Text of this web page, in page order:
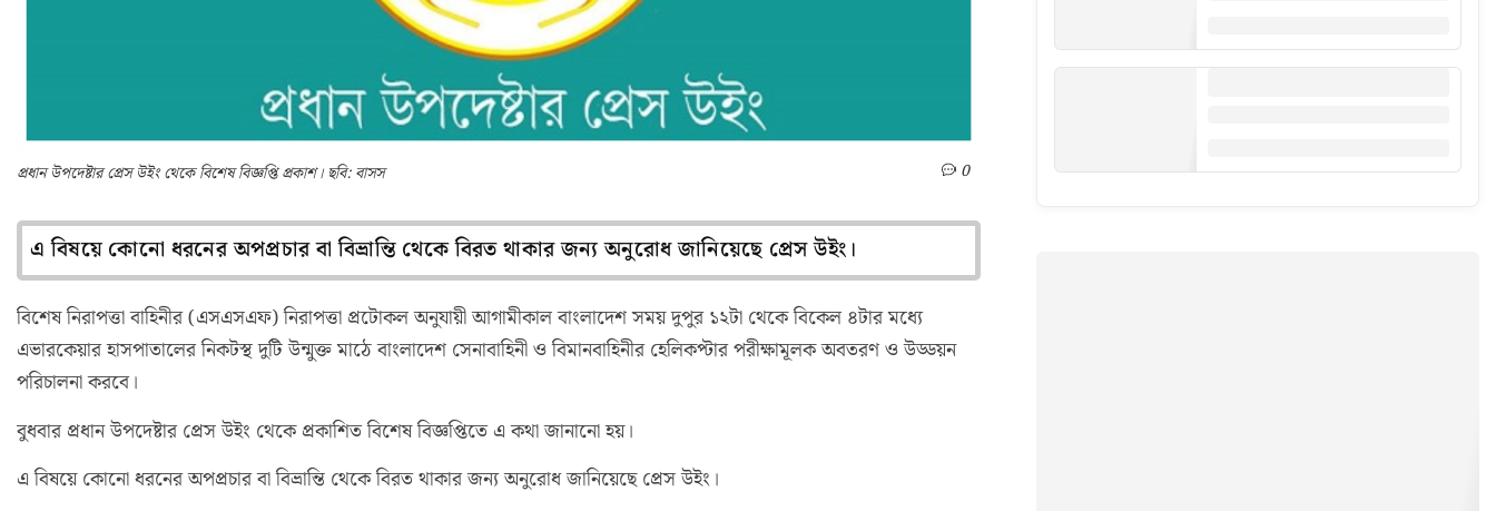
প্রধান উপদেষ্টার প্রেস উইং থেকে বিশেষ বিজ্ঞপ্তি প্রকাশ। ছবি: বাসস 0
এ বিষয়ে কোনো ধরনের অপপ্রচার বা বিভ্রান্তি থেকে বিরত থাকার জন্য অনুরোধ জানিয়েছে প্রেস উইং।
বিশেষ নিরাপত্তা বাহিনীর (এসএসএফ) নিরাপত্তা প্রটোকল অনুযায়ী আগামীকাল বাংলাদেশ সময় দুপুর ১২টা থেকে বিকেল ৪টার মধ্যে
এভারকেয়ার হাসপাতালের নিকটস্থ দুটি উন্মুক্ত মাঠে বাংলাদেশ সেনাবাহিনী ও বিমানবাহিনীর হেলিকপ্টার পরীক্ষামূলক অবতরণ ও উড্ডয়ন
পরিচালনা করবে।
বুধবার প্রধান উপদেষ্টার প্রেস উইং থেকে প্রকাশিত বিশেষ বিজ্ঞপ্তিতে এ কথা জানানো হয়।
এ বিষয়ে কোনো ধরনের অপপ্রচার বা বিভ্রান্তি থেকে বিরত থাকার জন্য অনুরোধ জানিয়েছে প্রেস উইং।